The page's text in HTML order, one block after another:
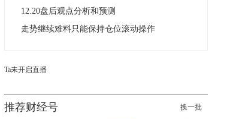
12.20盘后观点分析和预测
走势继续难料只能保持仓位滚动操作
Ta未开启直播
推荐财经号 换一批